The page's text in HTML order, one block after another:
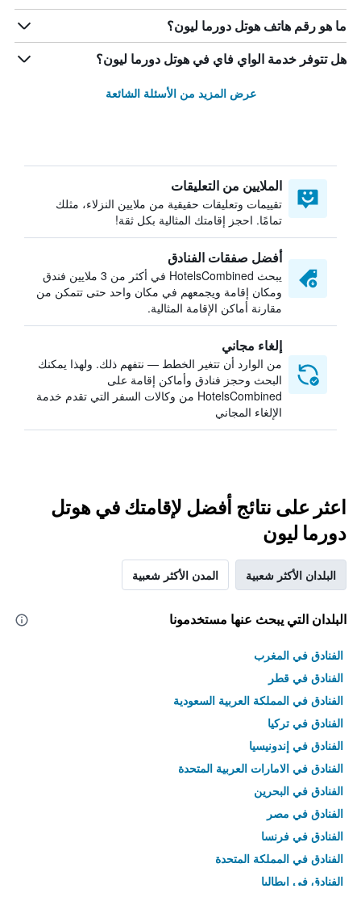
ما هو رقم هاتف هوتل دورما ليون؟
هل تتوفر خدمة الواي فاي في هوتل دورما ليون؟
عرض المزيد من الأسئلة الشائعة
الملايين من التعليقات
تقييمات وتعليقات حقيقية من ملايين النزلاء، مثلك
تمامًا. احجز إقامتك المثالية بكل ثقة!
أفضل صفقات الفنادق
يبحث HotelsCombined في أكثر من 3 ملايين فندق
ومكان إقامة ويجمعهم في مكان واحد حتى تتمكن من
مقارنة أماكن الإقامة المثالية.
إلغاء مجاني
من الوارد أن تتغير الخطط — نتفهم ذلك. ولهذا يمكنك
البحث وحجز فنادق وأماكن إقامة على
HotelsCombined من وكالات السفر التي تقدم خدمة
الإلغاء المجاني
اعثر على نتائج أفضل لإقامتك في هوتل
دورما ليون
البلدان الأكثر شعبية المدن الأكثر شعبية
البلدان التي يبحث عنها مستخدمونا
الفنادق في المغرب
الفنادق في قطر
الفنادق في المملكة العربية السعودية
الفنادق في تركيا
الفنادق في إندونيسيا
الفنادق في الامارات العربية المتحدة
الفنادق في البحرين
الفنادق في مصر
الفنادق في فرنسا
الفنادق في المملكة المتحدة
الفنادق في إيطاليا